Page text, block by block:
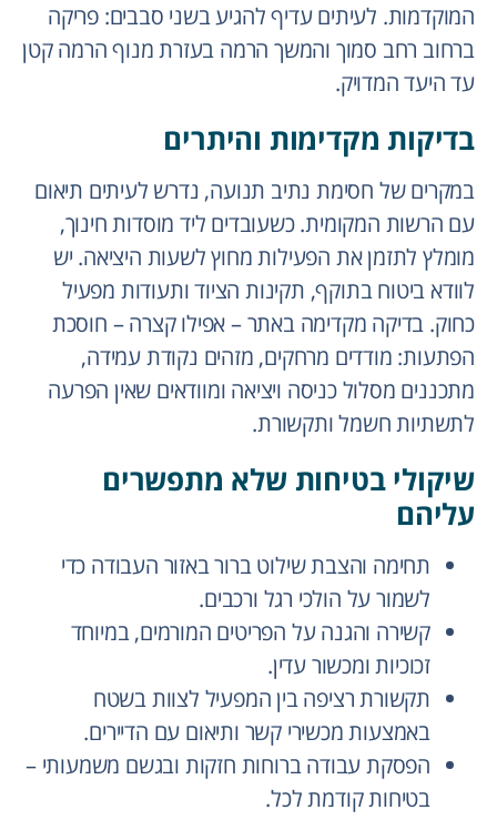
המוקדמות. לעיתים עדיף להגיע בשני סבבים: פריקה
ברחוב רחב סמוך והמשך הרמה בעזרת מנוף הרמה קטן
עד היעד המדויק.
בדיקות מקדימות והיתרים
במקרים של חסימת נתיב תנועה, נדרש לעיתים תיאום
עם הרשות המקומית. כשעובדים ליד מוסדות חינוך,
מומלץ לתזמן את הפעילות מחוץ לשעות היציאה. יש
לוודא ביטוח בתוקף, תקינות הציוד ותעודות מפעיל
כחוק. בדיקה מקדימה באתר – אפילו קצרה – חוסכת
הפתעות: מודדים מרחקים, מזהים נקודת עמידה,
מתכננים מסלול כניסה ויציאה ומוודאים שאין הפרעה
לתשתיות חשמל ותקשורת.
שיקולי בטיחות שלא מתפשרים
עליהם
תחימה והצבת שילוט ברור באזור העבודה כדי
לשמור על הולכי רגל ורכבים.
קשירה והגנה על הפריטים המורמים, במיוחד
זכוכיות ומכשור עדין.
תקשורת רציפה בין המפעיל לצוות בשטח
באמצעות מכשירי קשר ותיאום עם הדיירים.
הפסקת עבודה ברוחות חזקות ובגשם משמעותי –
בטיחות קודמת לכל.